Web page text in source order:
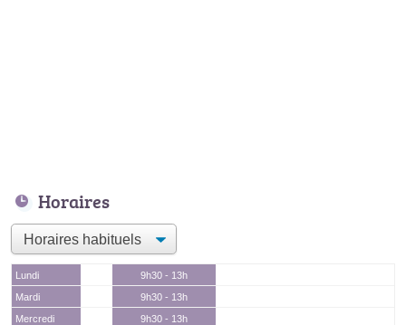
Horaires
Lundi
9h30 - 13h
Mardi
9h30 - 13h
Mercredi
9h30 - 13h